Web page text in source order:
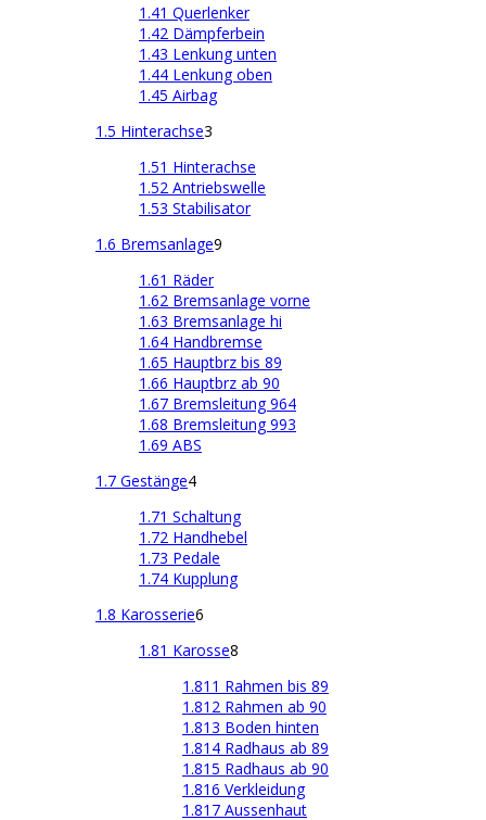
1.41 Querlenker
1.42 Dämpferbein
1.43 Lenkung unten
1.44 Lenkung oben
1.45 Airbag
1.5 Hinterachse3
1.51 Hinterachse
1.52 Antriebswelle
1.53 Stabilisator
1.6 Bremsanlage9
1.61 Räder
1.62 Bremsanlage vorne
1.63 Bremsanlage hi
1.64 Handbremse
1.65 Hauptbrz bis 89
1.66 Hauptbrz ab 90
1.67 Bremsleitung 964
1.68 Bremsleitung 993
1.69 ABS
1.7 Gestänge4
1.71 Schaltung
1.72 Handhebel
1.73 Pedale
1.74 Kupplung
1.8 Karosserie6
1.81 Karosse8
1.811 Rahmen bis 89
1.812 Rahmen ab 90
1.813 Boden hinten
1.814 Radhaus ab 89
1.815 Radhaus ab 90
1.816 Verkleidung
1.817 Aussenhaut